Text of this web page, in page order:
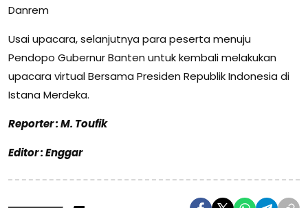
Danrem
Usai upacara, selanjutnya para peserta menuju
Pendopo Gubernur Banten untuk kembali melakukan
upacara virtual Bersama Presiden Republik Indonesia di
Istana Merdeka.
Reporter : M. Toufik
Editor : Enggar